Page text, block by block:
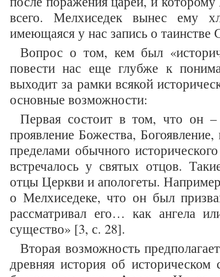
всего. Мелхиседек вынес ему
имеющаяся у нас запись о таинстве
Вопрос о том, кем был
повести нас еще глубже к
выходит за рамки всякой
основные возможности:
Первая состоит в том, что он –
проявление Божества,
пределами обычного
встречалось у святых отцов.
отцы Церкви и апологеты.
о Мелхиседеке, что он был
рассматривал его… как ангела
существо» [3, с. 28].
Вторая возможность
древняя история об